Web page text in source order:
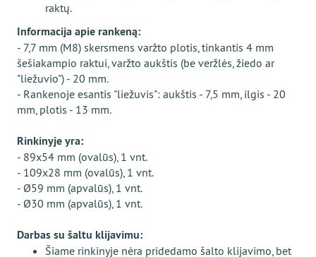
raktų.
Informacija apie rankeną:
- 7,7 mm (M8) skersmens varžto plotis, tinkantis 4 mm
šešiakampio raktui, varžto aukštis (be veržlės, žiedo ar
"liežuvio") - 20 mm.
- Rankenoje esantis "liežuvis": aukštis - 7,5 mm, ilgis - 20
mm, plotis - 13 mm.
Rinkinyje yra:
- 89x54 mm (ovalūs), 1 vnt.
- 109x28 mm (ovalūs), 1 vnt.
- Ø59 mm (apvalūs), 1 vnt.
- Ø30 mm (apvalūs), 1 vnt.
Darbas su šaltu klijavimu:
Šiame rinkinyje nėra pridedamo šalto klijavimo, bet